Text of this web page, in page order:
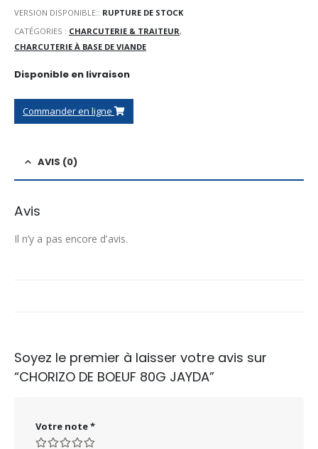
VERSION DISPONIBLE:: RUPTURE DE STOCK
CATÉGORIES : CHARCUTERIE & TRAITEUR,
CHARCUTERIE À BASE DE VIANDE
Disponible en livraison
Commander en ligne
AVIS (0)
Avis
Il n’y a pas encore d’avis.
Soyez le premier à laisser votre avis sur
“CHORIZO DE BOEUF 80G JAYDA”
Votre note*